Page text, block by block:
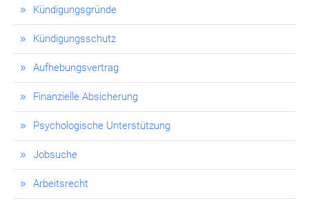
Kündigungsgründe
Kündigungsschutz
Aufhebungsvertrag
Finanzielle Absicherung
Psychologische Unterstützung
Jobsuche
Arbeitsrecht